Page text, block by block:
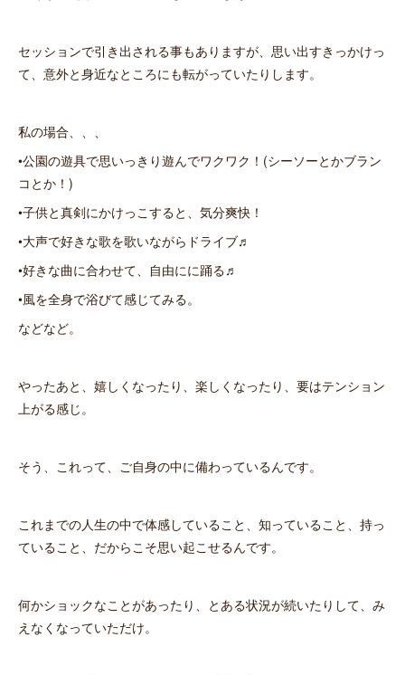
セッションで引き出される事もありますが、思い出すきっかけっ
て、意外と身近なところにも転がっていたりします。
私の場合、、、
•公園の遊具で思いっきり遊んでワクワク！(シーソーとかブラン
コとか！)
•子供と真剣にかけっこすると、気分爽快！
•大声で好きな歌を歌いながらドライブ♬
•好きな曲に合わせて、自由にに踊る♬
•風を全身で浴びて感じてみる。
などなど。
やったあと、嬉しくなったり、楽しくなったり、要はテンション
上がる感じ。
そう、これって、ご自身の中に備わっているんです。
これまでの人生の中で体感していること、知っていること、持っ
ていること、だからこそ思い起こせるんです。
何かショックなことがあったり、とある状況が続いたりして、み
えなくなっていただけ。